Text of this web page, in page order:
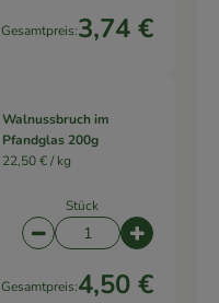
Gesamtpreis:3,74 €
Walnussbruch im
Pfandglas 200g
22,50 € /kg
Stück
Artikelanzahl
Gesamtpreis:4,50 €